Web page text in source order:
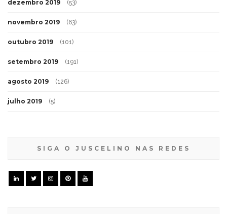
dezembro 2019 (53)
novembro 2019 (63)
outubro 2019 (101)
setembro 2019 (191)
agosto 2019 (126)
julho 2019 (5)
SIGA O JUSCELINO NAS REDES